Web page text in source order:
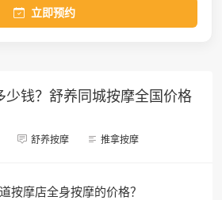
立即预约
少钱？舒养同城按摩全国价格
舒养按摩 推拿按摩
按摩店全身按摩的价格？